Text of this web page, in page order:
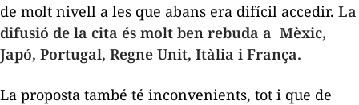
de molt nivell a les que abans era difícil accedir. La
difusió de la cita és molt ben rebuda a Mèxic,
Japó, Portugal, Regne Unit, Itàlia i França.
La proposta també té inconvenients, tot i que de